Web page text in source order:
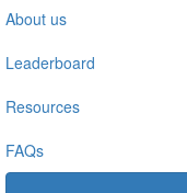
About us
Leaderboard
Resources
FAQs